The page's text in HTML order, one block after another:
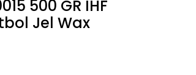
500 GR IHF
Jel Wax